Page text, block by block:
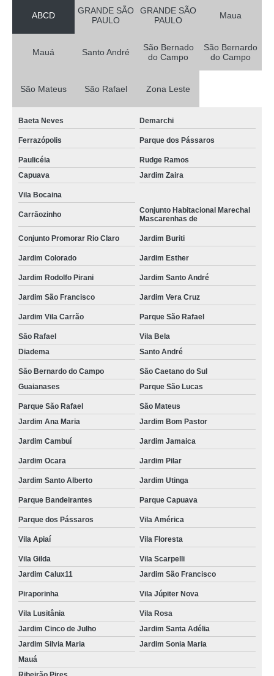
ABCD
GRANDE SÃO
PAULO
GRANDE SÃO
PAULO
Maua
Mauá Santo André
São Bernado
do Campo
São Bernardo
do Campo
São Mateus São Rafael Zona Leste
Baeta Neves Demarchi
Ferrazópolis Parque dos Pássaros
Paulicéia
Rudge Ramos
Capuava
Jardim Zaira
Vila Bocaina
Carrãozinho
Conjunto Habitacional Marechal
Mascarenhas de
Conjunto Promorar Rio Claro Jardim Buriti
Jardim Colorado Jardim Esther
Jardim Rodolfo Pirani Jardim Santo André
Jardim São Francisco Jardim Vera Cruz
Jardim Vila Carrão Parque São Rafael
São Rafael
Vila Bela
Diadema
Santo André
São Bernardo do Campo
São Caetano do Sul
Guaianases
Parque São Lucas
Parque São Rafael
São Mateus
Jardim Ana Maria
Jardim Bom Pastor
Jardim Cambuí Jardim Jamaica
Jardim Ocara Jardim Pilar
Jardim Santo Alberto Jardim Utinga
Parque Bandeirantes Parque Capuava
Parque dos Pássaros Vila América
Vila Apiaí Vila Floresta
Vila Gilda
Vila Scarpelli
Jardim Calux11
Jardim São Francisco
Piraporinha Vila Júpiter Nova
Vila Lusitânia
Vila Rosa
Jardim Cinco de Julho
Jardim Santa Adélia
Jardim Silvia Maria
Jardim Sonia Maria
Mauá